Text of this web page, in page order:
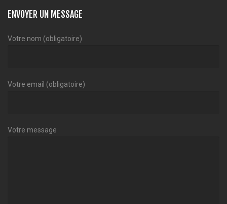
ENVOYER UN MESSAGE
Votre nom (obligatoire)
Votre email (obligatoire)
Votre message